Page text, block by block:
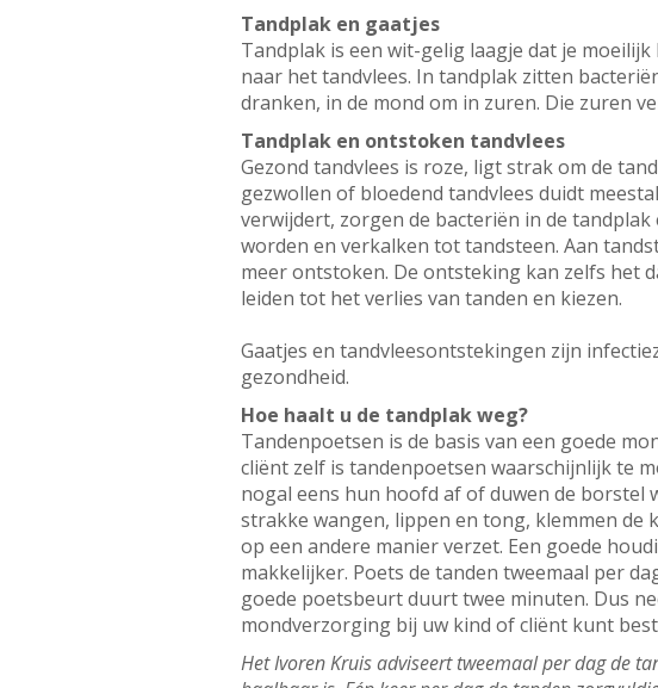
Tandplak en gaatjes
Tandplak is een wit-gelig laagje dat je
naar het tandvlees. In tandplak zitten
dranken, in de mond om in zuren. Die zuren
Tandplak en ontstoken tandvlees
Gezond tandvlees is roze, ligt strak om de
gezwollen of bloedend tandvlees duidt
verwijdert, zorgen de bacteriën in de
worden en verkalken tot tandsteen. Aan
meer ontstoken. De ontsteking kan zelfs het
leiden tot het verlies van tanden en kiezen.
Gaatjes en tandvleesontstekingen zijn
gezondheid.
Hoe haalt u de tandplak weg?
Tandenpoetsen is de basis van een goede
cliënt zelf is tandenpoetsen waarschijnlijk te
nogal eens hun hoofd af of duwen de borstel
strakke wangen, lippen en tong, klemmen de
op een andere manier verzet. Een goede
makkelijker. Poets de tanden tweemaal per
goede poetsbeurt duurt twee minuten. Dus
mondverzorging bij uw kind of cliënt kunt
Het Ivoren Kruis adviseert tweemaal per dag de